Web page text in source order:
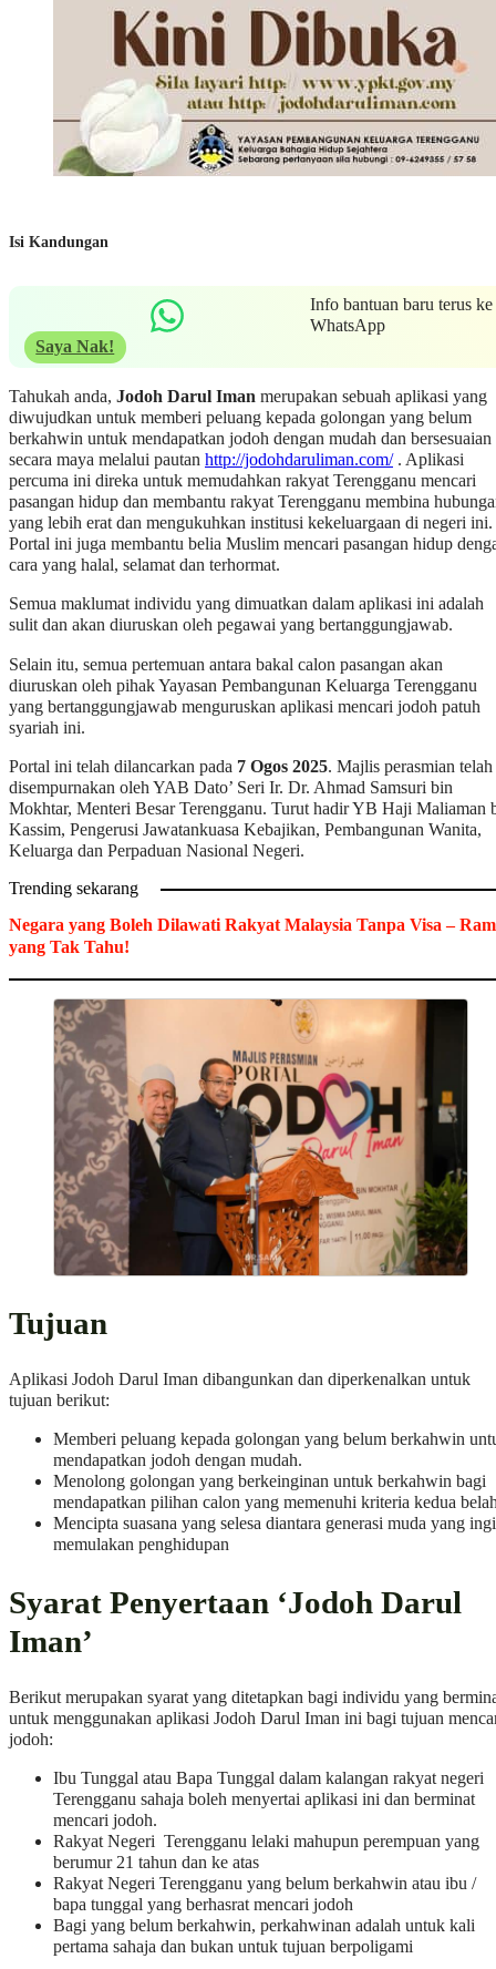
Isi Kandungan
Info bantuan baru terus ke
WhatsApp
Saya Nak!
Tahukah anda, Jodoh Darul Iman merupakan sebuah aplikasi yang
diwujudkan untuk memberi peluang kepada golongan yang belum
berkahwin untuk mendapatkan jodoh dengan mudah dan bersesuaian
secara maya melalui pautan http://jodohdaruliman.com/. Aplikasi
percuma ini direka untuk memudahkan rakyat Terengganu mencari
pasangan hidup dan membantu rakyat Terengganu membina
yang lebih erat dan mengukuhkan institusi kekeluargaan di negeri ini.
Portal ini juga membantu belia Muslim mencari pasangan hidup
cara yang halal, selamat dan terhormat.
Semua maklumat individu yang dimuatkan dalam aplikasi ini adalah
sulit dan akan diuruskan oleh pegawai yang bertanggungjawab.
Selain itu, semua pertemuan antara bakal calon pasangan akan
diuruskan oleh pihak Yayasan Pembangunan Keluarga Terengganu
yang bertanggungjawab menguruskan aplikasi mencari jodoh patuh
syariah ini.
Portal ini telah dilancarkan pada 7 Ogos 2025. Majlis perasmian telah
disempurnakan oleh YAB Dato’ Seri Ir. Dr. Ahmad Samsuri bin
Mokhtar, Menteri Besar Terengganu. Turut hadir YB Haji Maliaman
Kassim, Pengerusi Jawatankuasa Kebajikan, Pembangunan Wanita,
Keluarga dan Perpaduan Nasional Negeri.
Trending sekarang
Negara yang Boleh Dilawati Rakyat Malaysia Tanpa Visa –
yang Tak Tahu!
Tujuan
Aplikasi Jodoh Darul Iman dibangunkan dan diperkenalkan untuk
tujuan berikut:
Memberi peluang kepada golongan yang belum berkahwin
mendapatkan jodoh dengan mudah.
Menolong golongan yang berkeinginan untuk berkahwin bagi
mendapatkan pilihan calon yang memenuhi kriteria kedua
Mencipta suasana yang selesa diantara generasi muda yang
memulakan penghidupan
Syarat Penyertaan ‘Jodoh Darul
Iman’
Berikut merupakan syarat yang ditetapkan bagi individu yang
untuk menggunakan aplikasi Jodoh Darul Iman ini bagi tujuan
jodoh:
Ibu Tunggal atau Bapa Tunggal dalam kalangan rakyat negeri
Terengganu sahaja boleh menyertai aplikasi ini dan berminat
mencari jodoh.
Rakyat Negeri Terengganu lelaki mahupun perempuan yang
berumur 21 tahun dan ke atas
Rakyat Negeri Terengganu yang belum berkahwin atau ibu /
bapa tunggal yang berhasrat mencari jodoh
Bagi yang belum berkahwin, perkahwinan adalah untuk kali
pertama sahaja dan bukan untuk tujuan berpoligami